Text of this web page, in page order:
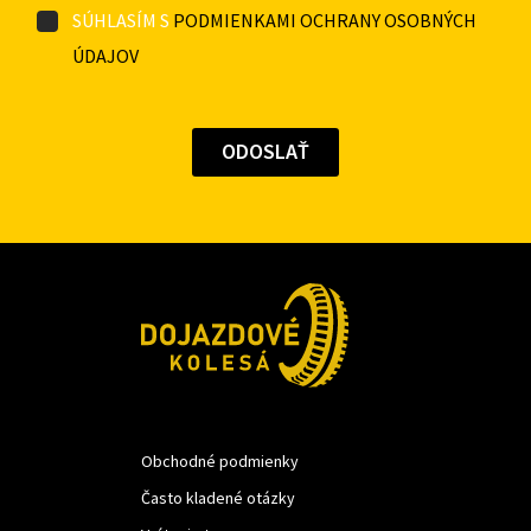
SÚHLASÍM S PODMIENKAMI OCHRANY OSOBNÝCH
ÚDAJOV
Obchodné podmienky
Často kladené otázky